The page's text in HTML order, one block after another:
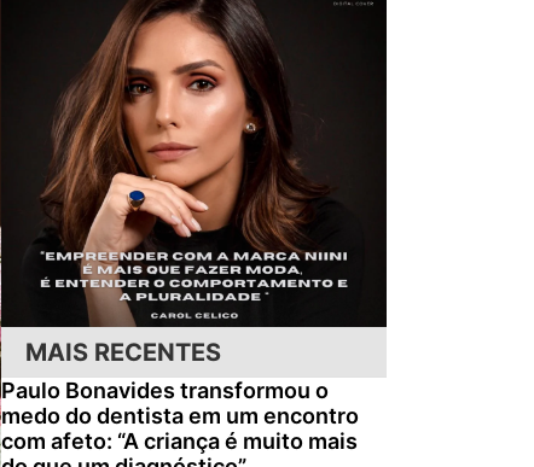
MAIS RECENTES
Paulo Bonavides transformou o
medo do dentista em um encontro
com afeto: “A criança é muito mais